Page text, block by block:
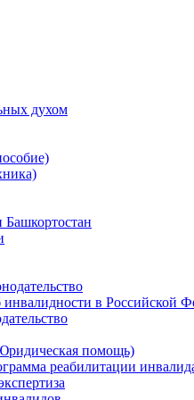
духом
в Российской
помощь)
реабилитации